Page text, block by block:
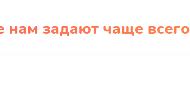
задают чаще всего